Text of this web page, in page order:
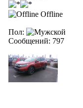
Offline
Пол:
Сообщений: 797